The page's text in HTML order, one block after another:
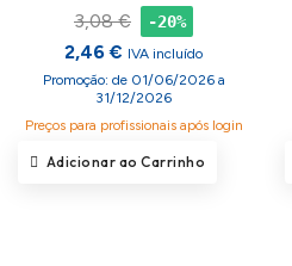
3,08 € -20%
2,46 € IVA incluído
Promoção: de 01/06/2026 a
31/12/2026
Preços para profissionais após login
Adicionar ao Carrinho